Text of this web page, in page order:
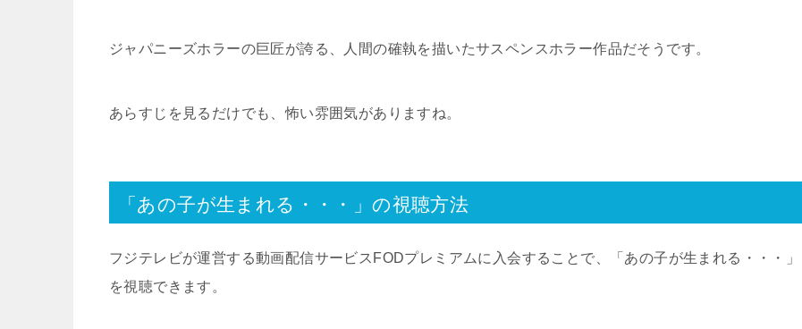
ジャパニーズホラーの巨匠が誇る、人間の確執を描いたサスペンスホラー作品だそうです。
あらすじを見るだけでも、怖い雰囲気がありますね。
「あの子が生まれる・・・」の視聴方法
フジテレビが運営する動画配信サービスFODプレミアムに入会することで、「あの子が生まれる・・・」
を視聴できます。